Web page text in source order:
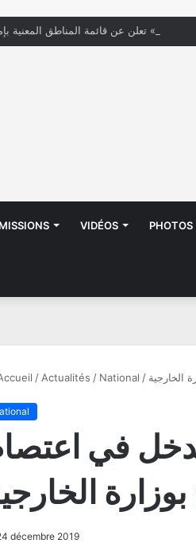
« الستاغ » تعلن عن قائمة المناطق المعنية
VIDÉOS PHOTOS
/ Actualités / National / الخارجية
في
décembre 2019